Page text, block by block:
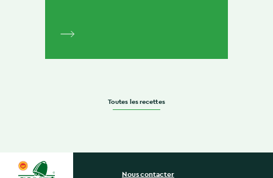
Toutes les recettes
Nous contacter